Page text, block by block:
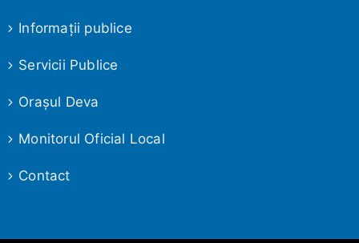
Informaţii publice
Servicii Publice
Oraşul Deva
Monitorul Oficial Local
Contact